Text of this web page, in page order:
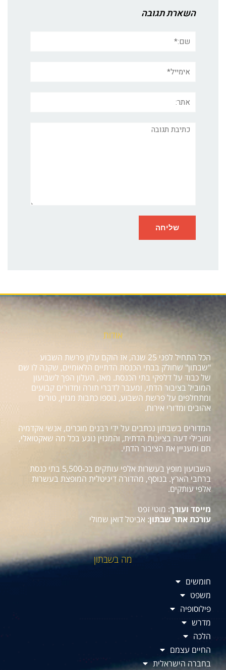
השארת תגובה
תגובה
אודות
הכל התחיל לפני 25 שנה, אז הוקם עלון פרשת השבוע
"שבתון" שחולק בבתי הכנסת הדתיים הלאומיים, שקנה לו שם
של כבוד על דלפקי בתי הכנסת. מאז, העלון הפך לשבועון
המוביל בציבור הדתי, ומעבר לדברי תורה ומדורים קבועים
ומתחלפים על פרשת השבוע, נוספו כתבות מגזין, טורים
אהובים ומדורי אירוח.
המדורים בשבתון נכתבים על ידי רבנים מוכרים, אנשי אקדמיה
ומובילי דעה בציונות הדתית, והמגזין נוגע בכל מה שאקטואלי,
חם ומעניין את הציבור הדתי.
השבועון מופץ בעשרות אלפי עותקים בכ-5,500 בתי כנסת
ברחבי הארץ. בנוסף, מהדורה דיגיטלית המופצת בעשרות
אלפי עותקים.
מייסד ועורך: מוטי זפט
עורכת אתר שבתון: אביטל דואן שמולי
מה בשבתון
חומשים
משפט
פילוסופיה
מדרש
הלכה
החיים עצמם
בחברה הישראלית